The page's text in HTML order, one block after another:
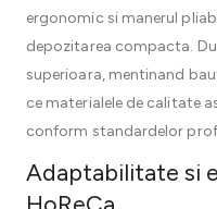
ergonomic si manerul
depozitarea compacta.
superioara, mentinand
ce materialele de calitate
conform standardelor
Adaptabilitate si